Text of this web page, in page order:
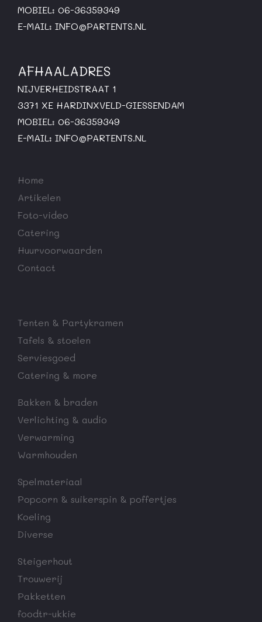
MOBIEL: 06-36359349
E-MAIL: INFO@PARTENTS.NL
AFHAALADRES
NIJVERHEIDSTRAAT 1
3371 XE HARDINXVELD-GIESSENDAM
MOBIEL: 06-36359349
E-MAIL: INFO@PARTENTS.NL
Home
Artikelen
Foto-video
Catering
Huurvoorwaarden
Contact
Tenten & Partykramen
Tafels & stoelen
Serviesgoed
Catering & more
Bakken & braden
Verlichting & audio
Verwarming
Warmhouden
Spelmateriaal
Popcorn & suikerspin & poffertjes
Koeling
Diverse
Steigerhout
Trouwerij
Pakketten
foodtr-ukkie